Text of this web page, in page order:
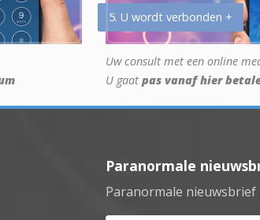
5. U wordt verbonden +
Uw consult met een online
U gaat pas vanaf hier
Paranormale
Paranormale nieuwsbrief